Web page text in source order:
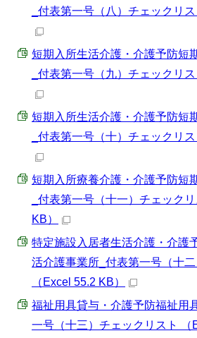
_付表第一号（八）チェックリ
短期入所生活介護・介護予防短
_付表第一号（九）チェックリ
短期入所生活介護・介護予防短
_付表第一号（十）チェックリ
短期入所療養介護・介護予防短
_付表第一号（十一）チェック
KB）
特定施設入居者生活介護・介護
活介護事業所_付表第一号（十
（Excel 55.2 KB）
福祉用具貸与・介護予防福祉用
一号（十三）チェックリスト （